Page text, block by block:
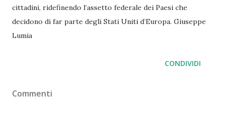
cittadini, ridefinendo l’assetto federale dei Paesi che
decidono di far parte degli Stati Uniti d’Europa. Giuseppe
Lumia
CONDIVIDI
Commenti